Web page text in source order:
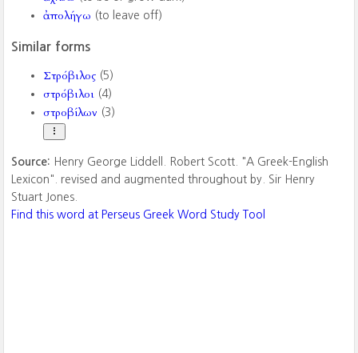
ἀπολήγω (to leave off)
Similar forms
Στρόβιλος (5)
στρόβιλοι (4)
στροβίλων (3)
Source: Henry George Liddell. Robert Scott. "A Greek-English
Lexicon". revised and augmented throughout by. Sir Henry
Stuart Jones.
Find this word at Perseus Greek Word Study Tool